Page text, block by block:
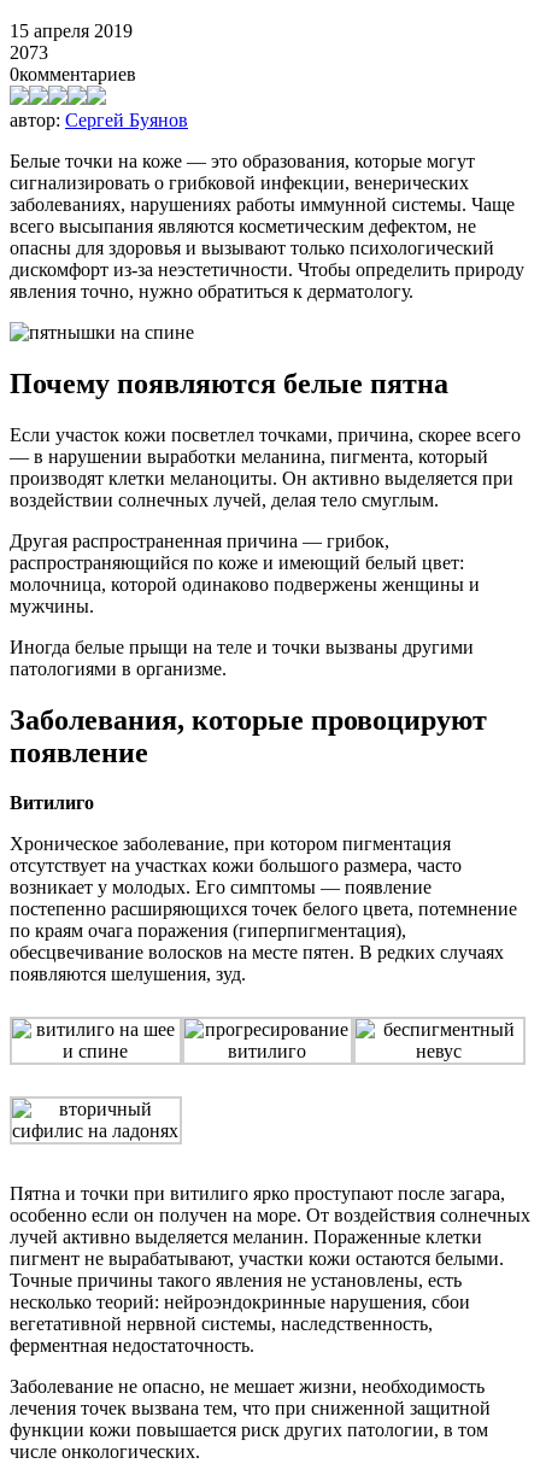
15 апреля 2019
2073
0комментариев
автор: Сергей Буянов
Белые точки на коже — это образования, которые могут
сигнализировать о грибковой инфекции, венерических
заболеваниях, нарушениях работы иммунной системы. Чаще
всего высыпания являются косметическим дефектом, не
опасны для здоровья и вызывают только психологический
дискомфорт из-за неэстетичности. Чтобы определить природу
явления точно, нужно обратиться к дерматологу.
Почему появляются белые пятна
Если участок кожи посветлел точками, причина, скорее всего
— в нарушении выработки меланина, пигмента, который
производят клетки меланоциты. Он активно выделяется при
воздействии солнечных лучей, делая тело смуглым.
Другая распространенная причина — грибок,
распространяющийся по коже и имеющий белый цвет:
молочница, которой одинаково подвержены женщины и
мужчины.
Иногда белые прыщи на теле и точки вызваны другими
патологиями в организме.
Заболевания, которые провоцируют
появление
Витилиго
Хроническое заболевание, при котором пигментация
отсутствует на участках кожи большого размера, часто
возникает у молодых. Его симптомы — появление
постепенно расширяющихся точек белого цвета, потемнение
по краям очага поражения (гиперпигментация),
обесцвечивание волосков на месте пятен. В редких случаях
появляются шелушения, зуд.
Пятна и точки при витилиго ярко проступают после загара,
особенно если он получен на море. От воздействия солнечных
лучей активно выделяется меланин. Пораженные клетки
пигмент не вырабатывают, участки кожи остаются белыми.
Точные причины такого явления не установлены, есть
несколько теорий: нейроэндокринные нарушения, сбои
вегетативной нервной системы, наследственность,
ферментная недостаточность.
Заболевание не опасно, не мешает жизни, необходимость
лечения точек вызвана тем, что при сниженной защитной
функции кожи повышается риск других патологии, в том
числе онкологических.